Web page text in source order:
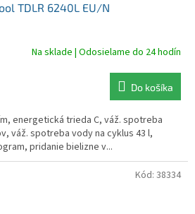
TDLR 6240L EU/N
Na sklade | Odosielame do 24 hodín
Do košíka
energetická trieda C, váž. spotreba
váž. spotreba vody na cyklus 43 l,
pridanie bielizne v...
Kód: 38334